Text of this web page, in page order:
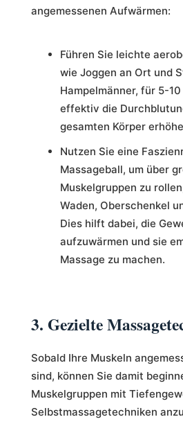
angemessenen Aufwärmen:
Führen Sie leichte
wie Joggen an Ort und
Hampelmänner, für 5-
effektiv die
gesamten Körper
Nutzen Sie eine
Massageball, um über
Muskelgruppen zu
Waden, Oberschenkel
Dies hilft dabei, die
aufzuwärmen und sie
Massage zu machen.
3. Gezielte
Sobald Ihre Muskeln
sind, können Sie damit
Muskelgruppen mit
Selbstmassagetechniken